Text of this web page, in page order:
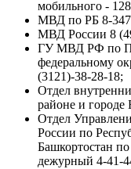
мобильного - 128
МВД по РБ 8-
МВД России 8
ГУ МВД РФ по
федеральному
(3121)-38-28-18;
Отдел
районе и городе
Отдел
России по
Башкортостан по
дежурный 4-41-